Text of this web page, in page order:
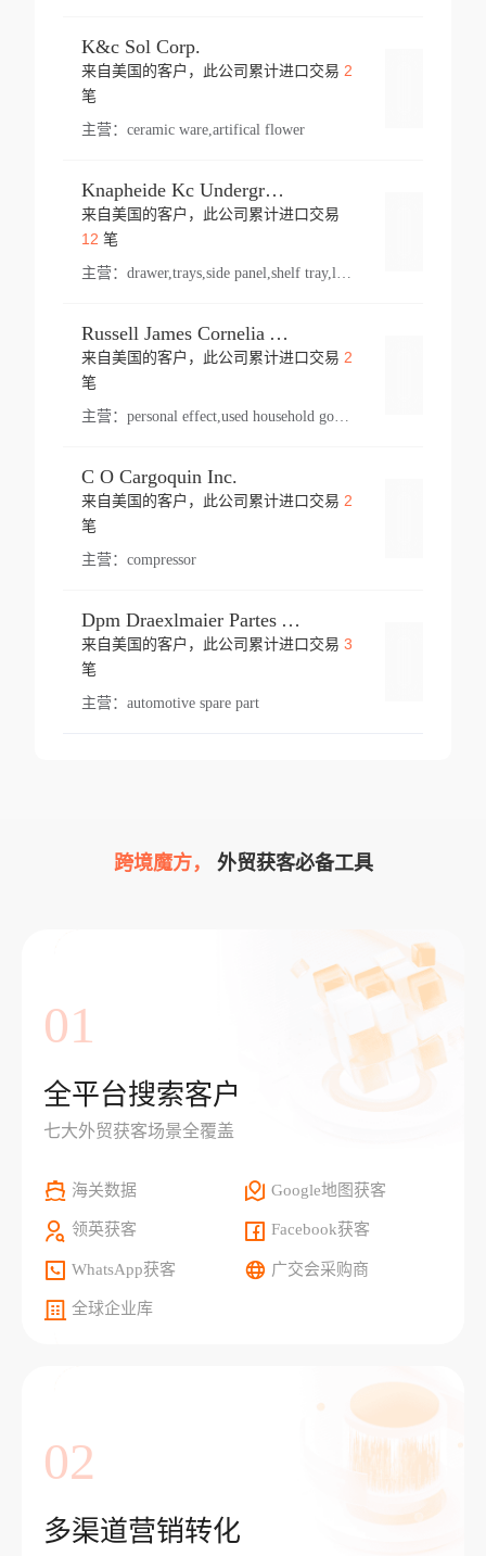
K&c Sol Corp.
来自美国的客户，此公司累计进口交易 2
笔
主营： ceramic ware,artifical flower
Knapheide Kc Underground
来自美国的客户，此公司累计进口交易
12 笔
主营：
Russell James Cornelia Arlington Va
来自美国的客户，此公司累计进口交易 2
笔
主营： personal effect,used household goods
C O Cargoquin Inc.
来自美国的客户，此公司累计进口交易 2
笔
主营： compressor
Dpm Draexlmaier Partes Automotrices Corr Ind Huejotzingo
来自美国的客户，此公司累计进口交易 3
笔
主营： automotive spare part
跨境魔方， 外贸获客必备工具
01
全平台搜索客户
七大外贸获客场景全覆盖
海关数据 Google地图获客
领英获客 Facebook获客
WhatsApp获客 广交会采购商
全球企业库
02
多渠道营销转化